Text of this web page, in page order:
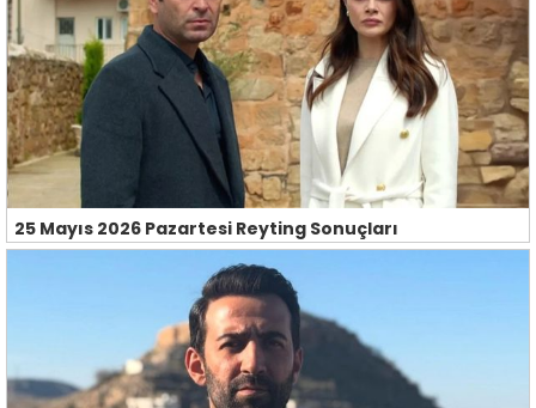
25 Mayıs 2026 Pazartesi Reyting Sonuçları